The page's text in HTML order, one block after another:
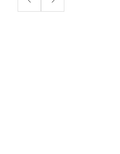
Laser frakcyjny bez okresu